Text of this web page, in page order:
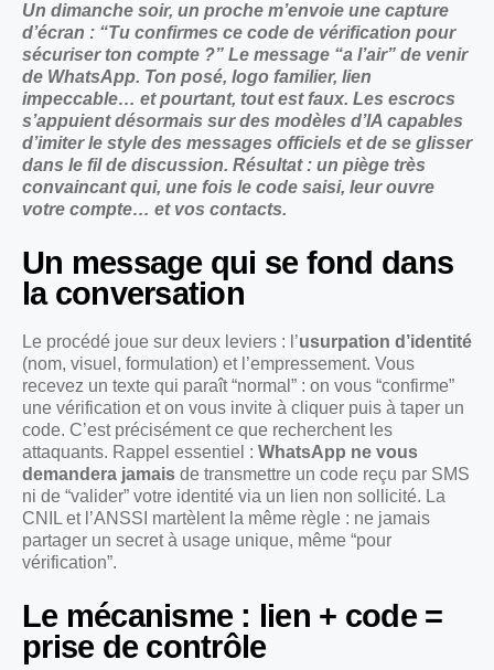
Un dimanche soir, un proche m’envoie une capture
d’écran : “Tu confirmes ce code de vérification pour
sécuriser ton compte ?” Le message “a l’air” de venir
de WhatsApp. Ton posé, logo familier, lien
impeccable… et pourtant, tout est faux. Les escrocs
s’appuient désormais sur des modèles d’IA capables
d’imiter le style des messages officiels et de se glisser
dans le fil de discussion. Résultat : un piège très
convaincant qui, une fois le code saisi, leur ouvre
votre compte… et vos contacts.
Un message qui se fond dans
la conversation
Le procédé joue sur deux leviers : l’usurpation d’identité
(nom, visuel, formulation) et l’empressement. Vous
recevez un texte qui paraît “normal” : on vous “confirme”
une vérification et on vous invite à cliquer puis à taper un
code. C’est précisément ce que recherchent les
attaquants. Rappel essentiel : WhatsApp ne vous
demandera jamais de transmettre un code reçu par SMS
ni de “valider” votre identité via un lien non sollicité. La
CNIL et l’ANSSI martèlent la même règle : ne jamais
partager un secret à usage unique, même “pour
vérification”.
Le mécanisme : lien + code =
prise de contrôle